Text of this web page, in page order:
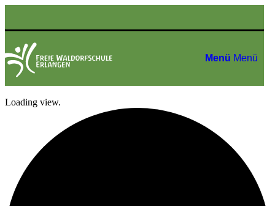
Menü Menü
Loading view.